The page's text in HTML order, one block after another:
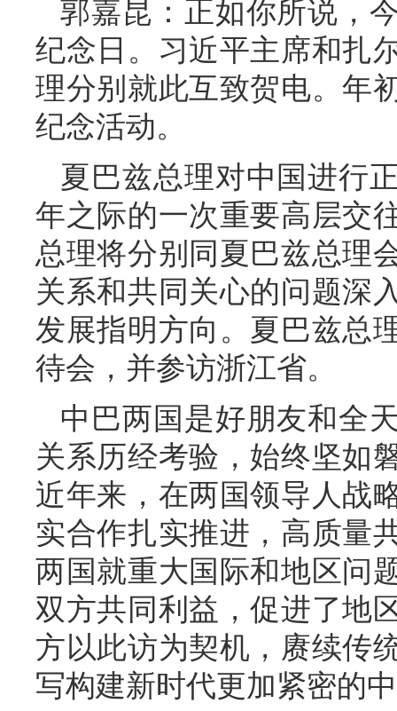
郭嘉昆：正如你所说，
纪念日。习近平主席和扎
理分别就此互致贺电。年
纪念活动。
夏巴兹总理对中国进行
年之际的一次重要高层交
总理将分别同夏巴兹总理
关系和共同关心的问题深
发展指明方向。夏巴兹总
待会，并参访浙江省。
中巴两国是好朋友和全
关系历经考验，始终坚如
近年来，在两国领导人战
实合作扎实推进，高质量
两国就重大国际和地区问
双方共同利益，促进了地
方以此访为契机，赓续传
写构建新时代更加紧密的